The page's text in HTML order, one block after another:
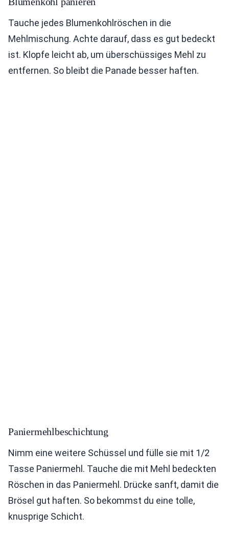
Tauche jedes Blumenkohlröschen in die
Mehlmischung. Achte darauf, dass es gut bedeckt
ist. Klopfe leicht ab, um überschüssiges Mehl zu
entfernen. So bleibt die Panade besser haften.
Paniermehlbeschichtung
Nimm eine weitere Schüssel und fülle sie mit 1/2
Tasse Paniermehl. Tauche die mit Mehl bedeckten
Röschen in das Paniermehl. Drücke sanft, damit die
Brösel gut haften. So bekommst du eine tolle,
knusprige Schicht.